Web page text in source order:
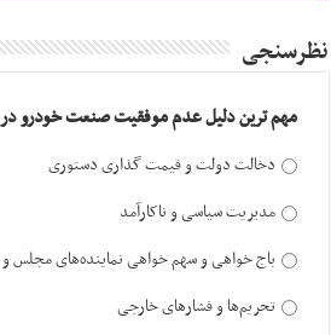
نظرسنجی
مهم ترین دلیل عدم موفقیت صنعت خودرو در
دخالت دولت و قیمت گذاری دستوری
مدیریت سیاسی و ناکارآمد
باج خواهی و سهم خواهی نماینده‌های مجلس و
تحریم‌ها و فشارهای خارجی